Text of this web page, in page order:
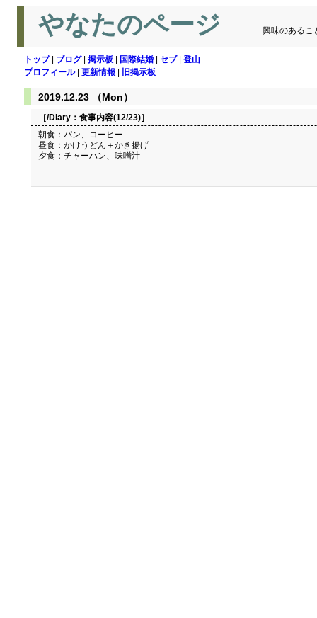
やなたのページ 興味のあるこ
トップ| ブログ| 掲示板 国際結婚 セブ| 登山
プロフィール| 更新情報 旧掲示板
2019.12.23 （Mon）
［/Diary： 食事内容(12/23)］
朝食：パン、コーヒー
昼食：かけうどん＋かき揚げ
夕食：チャーハン、味噌汁